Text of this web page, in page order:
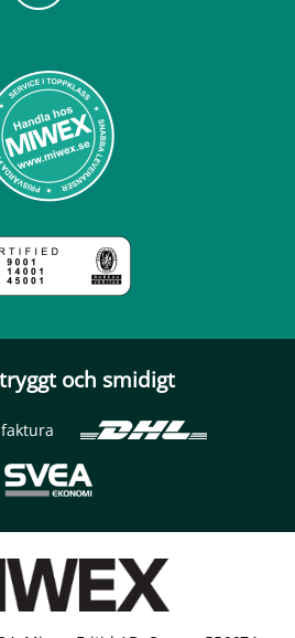
och smidigt